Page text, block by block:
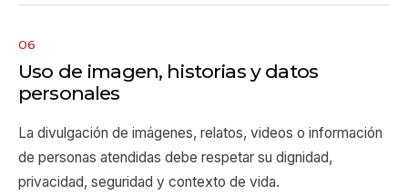
06
Uso de imagen, historias y datos
personales
La divulgación de imágenes, relatos, videos o información
de personas atendidas debe respetar su dignidad,
privacidad, seguridad y contexto de vida.